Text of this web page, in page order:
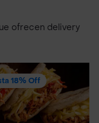
ofrecen delivery
18% Off